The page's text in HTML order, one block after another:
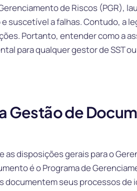
de Riscos (PGR),
suscetível a falhas. Contudo, a
Portanto, entender como a
para qualquer gestor de SST
Gestão de
as disposições gerais para o
é o Programa de
documentem seus processos de